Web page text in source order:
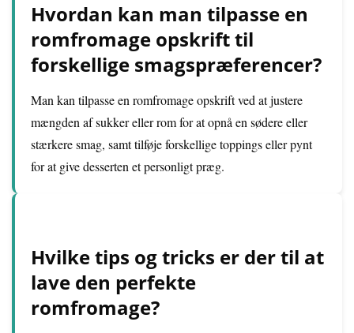
Hvordan kan man tilpasse en
romfromage opskrift til
forskellige smagspræferencer?
Man kan tilpasse en romfromage opskrift ved at justere
mængden af sukker eller rom for at opnå en sødere eller
stærkere smag, samt tilføje forskellige toppings eller pynt
for at give desserten et personligt præg.
Hvilke tips og tricks er der til at
lave den perfekte
romfromage?